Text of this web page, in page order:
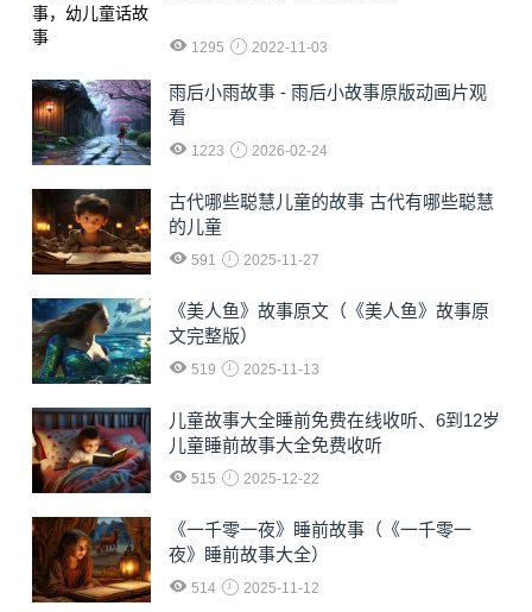
1295 2022-11-03
雨后小雨故事 - 雨后小故事原版动画片观
看
1223 2026-02-24
古代哪些聪慧儿童的故事 古代有哪些聪慧
的儿童
591 2025-11-27
《美人鱼》故事原文（《美人鱼》故事原
文完整版）
519 2025-11-13
儿童故事大全睡前免费在线收听、6到12岁
儿童睡前故事大全免费收听
515 2025-12-22
《一千零一夜》睡前故事（《一千零一
夜》睡前故事大全）
514 2025-11-12